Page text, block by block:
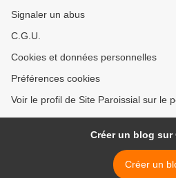
Signaler un abus
C.G.U.
Cookies et données personnelles
Préférences cookies
Voir le profil de Site Paroissial sur le
Créer un blog sur
Créer un